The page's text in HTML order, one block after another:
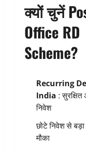
क्यों चुनें
Office RD
Scheme?
Recurring
India :
निवेश
छोटे निवेश से
मौका